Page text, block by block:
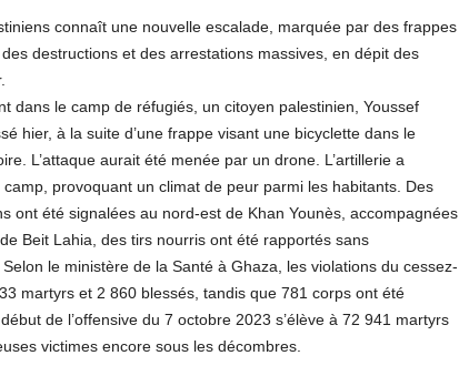
connaît une nouvelle escalade, marquée par des frappes
destructions et des arrestations massives, en dépit des
dans le camp de réfugiés, un citoyen palestinien, Youssef
hier, à la suite d’une frappe visant une bicyclette dans le
L’attaque aurait été menée par un drone. L’artillerie a
provoquant un climat de peur parmi les habitants. Des
ont été signalées au nord-est de Khan Younès, accompagnées
Beit Lahia, des tirs nourris ont été rapportés sans
le ministère de la Santé à Ghaza, les violations du cessez-
martyrs et 2 860 blessés, tandis que 781 corps ont été
de l’offensive du 7 octobre 2023 s’élève à 72 941 martyrs
victimes encore sous les décombres.